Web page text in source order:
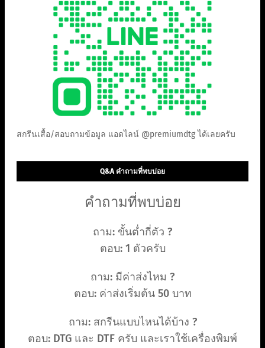
สกรีนเสื้อ/สอบถามข้อมูล แอดไลน์ @premiumdtg ได้เลยครับ
Q&A คำถามที่พบบ่อย
คำถามที่พบบ่อย
ถาม: ขั้นต่ำกี่ตัว ?
ตอบ: 1 ตัวครับ
ถาม: มีค่าส่งไหม ?
ตอบ: ค่าส่งเริ่มต้น 50 บาท
ถาม: สกรีนแบบไหนได้บ้าง ?
ตอบ: DTG และ DTF ครับ และเราใช้เครื่องพิมพ์